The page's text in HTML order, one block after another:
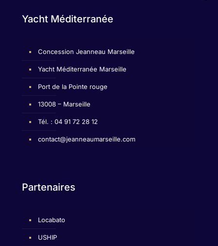
Yacht Méditerranée
Concession Jeanneau Marseille
Yacht Méditerranée Marseille
Port de la Pointe rouge
13008 – Marseille
Tél. : 04 91 72 28 12
contact@jeanneaumarseille.com
Partenaires
Locabato
USHIP